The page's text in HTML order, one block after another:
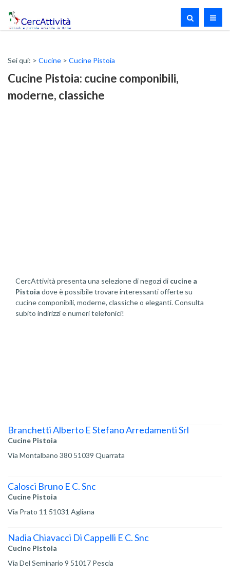
Sei qui: > Cucine > Cucine Pistoia
Cucine Pistoia: cucine componibili,
moderne, classiche
CercAttività presenta una selezione di negozi di cucine a
Pistoia dove è possibile trovare interessanti offerte su
cucine componibili, moderne, classiche o eleganti. Consulta
subito indirizzi e numeri telefonici!
Branchetti Alberto E Stefano Arredamenti Srl
Cucine Pistoia
Via Montalbano 380 51039 Quarrata
Calosci Bruno E C. Snc
Cucine Pistoia
Via Prato 11 51031 Agliana
Nadia Chiavacci Di Cappelli E C. Snc
Cucine Pistoia
Via Del Seminario 9 51017 Pescia